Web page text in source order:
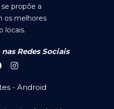
propõe a
os melhores
locais.
Redes Sociais
- Android